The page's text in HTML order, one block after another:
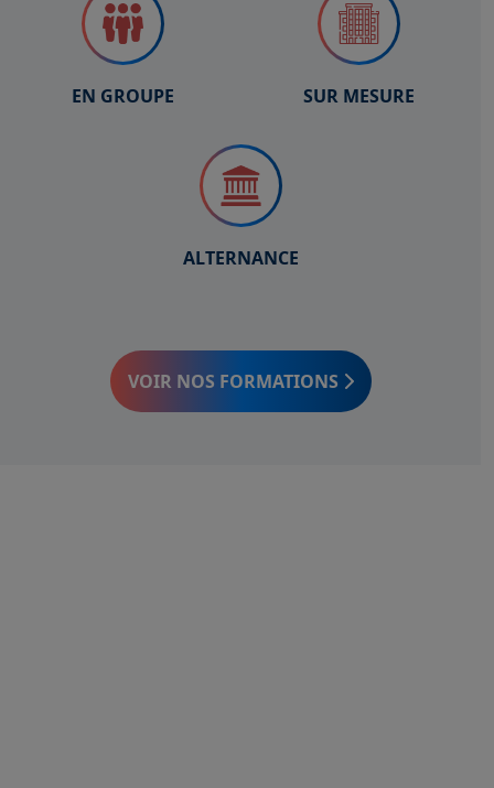
EN GROUPE SUR MESURE
ALTERNANCE
VOIR NOS FORMATIONS